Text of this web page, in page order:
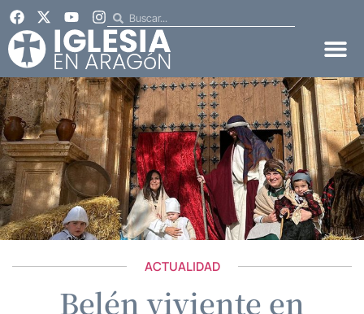
ACTUALIDAD
Belén viviente en